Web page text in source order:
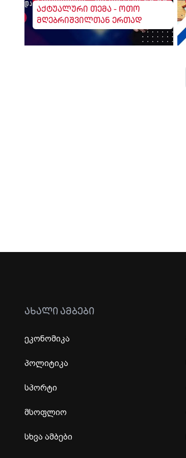
აქტუალური თემა - ოთო
მღებრიშვილთან ერთად
ᲐᲮᲐᲚᲘ ᲐᲛᲑᲔᲑᲘ
ეკონომიკა
პოლიტიკა
სპორტი
მსოფლიო
სხვა ამბები